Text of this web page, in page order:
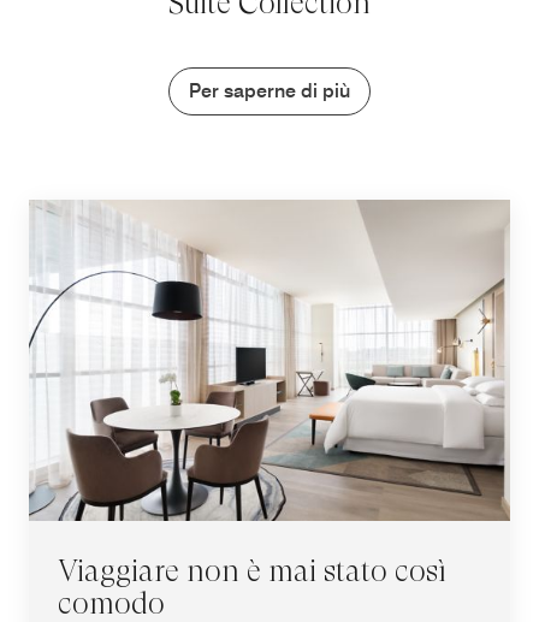
Per saperne di più
Viaggiare non è mai stato così
comodo